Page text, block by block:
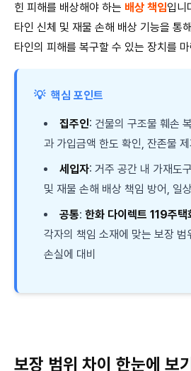
힌 피해를 배상해야 하는 배상 책임입니
타인 신체 및 재물 손해 배상 기능을 통
타인의 피해를 복구할 수 있는 장치를
💡 핵심 포인트
집주인: 건물의 구조물 훼손
과 가입금액 한도 확인, 잔존물
세입자: 거주 공간 내 가재도
및 재물 손해 배상 책임 방어, 일
공통: 한화 다이렉트 119주
각자의 책임 소재에 맞는 보장 범
손실에 대비
보장 범위 차이 한눈에 보